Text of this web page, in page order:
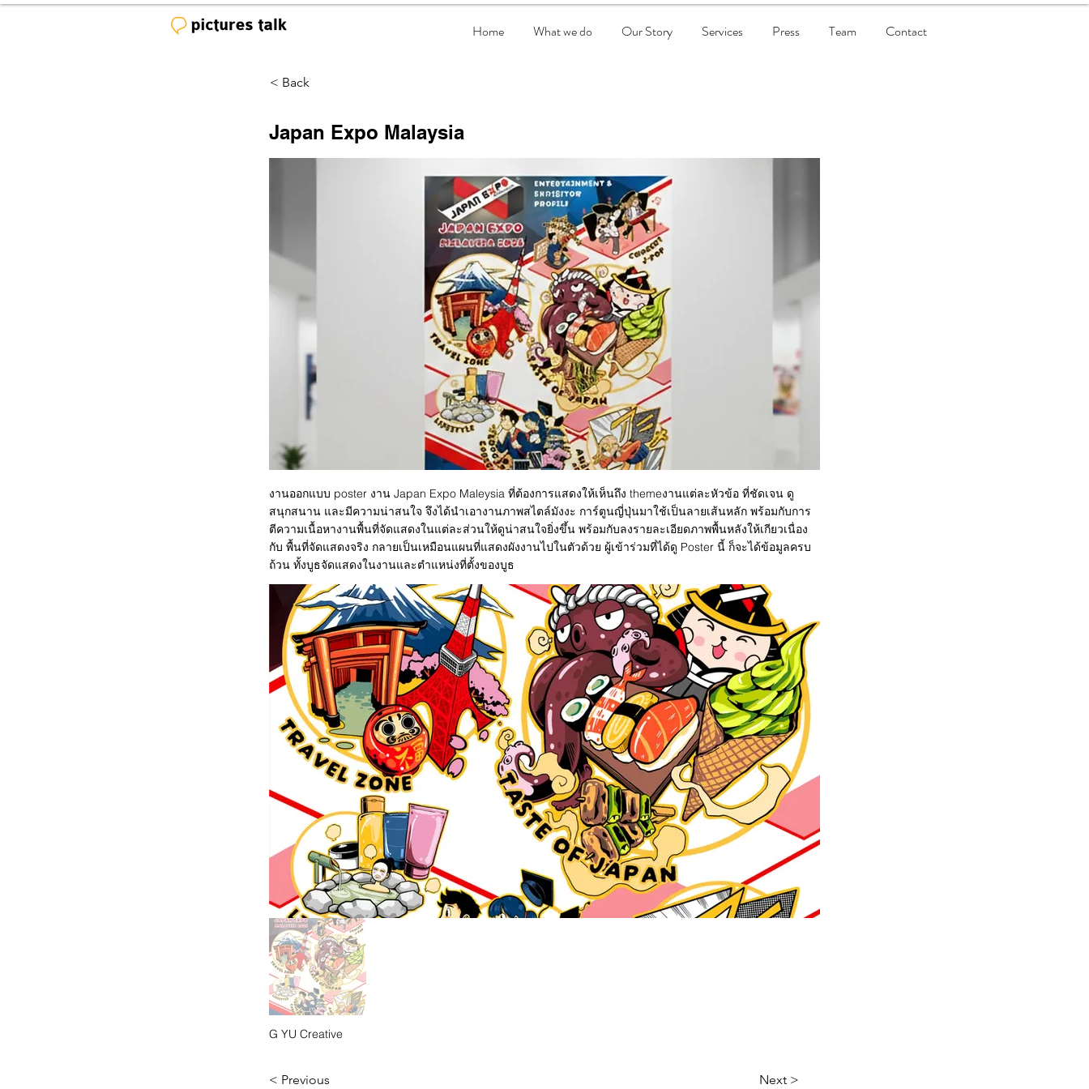
Home What we do Our Story Services Press Team Contact
< Back
Japan Expo Malaysia
งานออกแบบ poster งาน Japan Expo Maleysia ที่ต้องการแสดงให้เห็นถึง themeงานแต่ละหัวข้อ ที่ชัดเจน ดู
สนุกสนาน และมีความน่าสนใจ จึงได้นำเอางานภาพสไตล์มังงะ การ์ตูนญี่ปุ่นมาใช้เป็นลายเส้นหลัก พร้อมกับการ
ตีความเนื้อหางานพื้นที่จัดแสดงในแต่ละส่วนให้ดูน่าสนใจยิ่งขึ้น พร้อมกับลงรายละเอียดภาพพื้นหลังให้เกียวเนื่อง
กับ พื้นที่จัดแสดงจริง กลายเป็นเหมือนแผนที่แสดงผังงานไปในตัวด้วย ผู้เข้าร่วมที่ได้ดู Poster นี้ ก็จะได้ข้อมูลครบ
ถ้วน ทั้งบูธจัดแสดงในงานและตำแหน่งที่ตั้งของบูธ
G YU Creative
< Previous Next >